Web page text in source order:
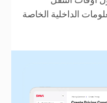
الداخلية الخاصة